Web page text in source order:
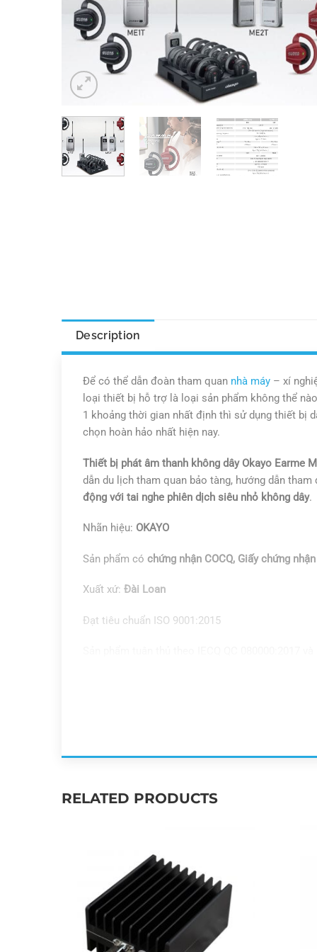
Description
Để có thể dẫn đoàn tham quan nhà máy – xí
loại thiết bị hỗ trợ là loại sản phẩm không thể
1 khoảng thời gian nhất định thì sử dụng thiết bị
chọn hoàn hảo nhất hiện nay.
Thiết bị phát âm thanh không dây Okayo Earme
dẫn du lịch tham quan bảo tàng, hướng dẫn
động với tai nghe phiên dịch siêu nhỏ không dây.
Nhãn hiệu: OKAYO
Sản phẩm có chứng nhận COCQ, Giấy chứng
Xuất xứ: Đài Loan
Đạt tiêu chuẩn ISO 9001:2015
RELATED PRODUCTS